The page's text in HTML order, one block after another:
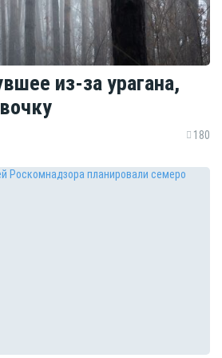
из-за урагана,
180